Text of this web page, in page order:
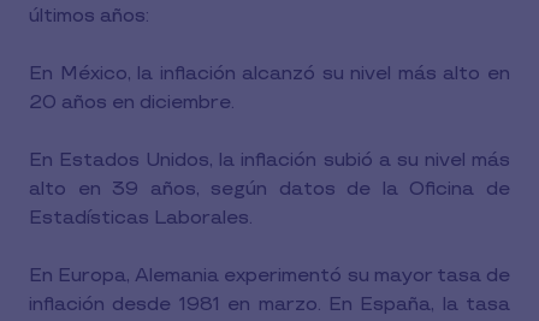
últimos años:
En México, la inflación alcanzó su nivel más alto en
20 años en diciembre.
En Estados Unidos, la inflación subió a su nivel más
alto en 39 años, según datos de la Oficina de
Estadísticas Laborales.
En Europa, Alemania experimentó su mayor tasa de
inflación desde 1981 en marzo. En España, la tasa